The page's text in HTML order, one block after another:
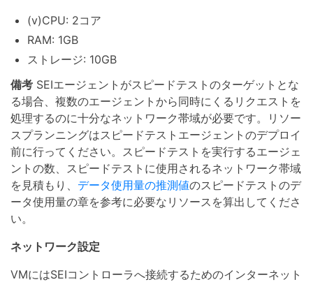
(v)CPU: 2コア
RAM: 1GB
ストレージ: 10GB
備考 SEIエージェントがスピードテストのターゲットとな
る場合、複数のエージェントから同時にくるリクエストを
処理するのに十分なネットワーク帯域が必要です。リソー
スプランニングはスピードテストエージェントのデプロイ
前に行ってください。スピードテストを実行するエージェ
ントの数、スピードテストに使用されるネットワーク帯域
を見積もり、 データ使用量の推測値のスピードテストのデ
ータ使用量の章を参考に必要なリソースを算出してくださ
い。
ネットワーク設定
VMにはSEIコントローラへ接続するためのインターネット